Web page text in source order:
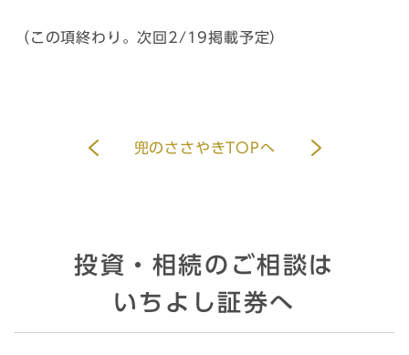
（この項終わり。次回2/19掲載予定）
兜のささやきTOPへ
投資・相続のご相談は
いちよし証券へ